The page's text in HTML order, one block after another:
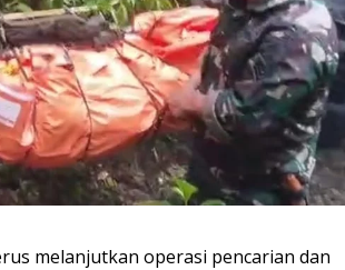
melanjutkan operasi pencarian dan